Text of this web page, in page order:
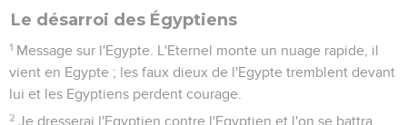
Le désarroi des Égyptiens
1 Message sur l'Egypte. L'Eternel monte un nuage rapide, il
vient en Egypte ; les faux dieux de l'Egypte tremblent devant
lui et les Egyptiens perdent courage.
2 Je dresserai l'Egyptien contre l'Egyptien et l'on se battra